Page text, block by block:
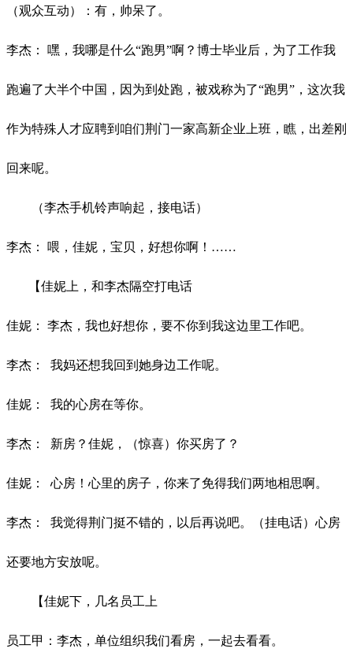
（观众互动）：有，帅呆了。
李杰： 嘿，我哪是什么“跑男”啊？博士毕业后，为了工作我
跑遍了大半个中国，因为到处跑，被戏称为了“跑男”，这次我
作为特殊人才应聘到咱们荆门一家高新企业上班，瞧，出差刚
回来呢。
（李杰手机铃声响起，接电话）
李杰： 喂，佳妮，宝贝，好想你啊！ ……
【佳妮上，和李杰隔空打电话
佳妮： 李杰，我也好想你，要不你到我这边里工作吧。
李杰： 我妈还想我回到她身边工作呢。
佳妮： 我的心房在等你。
李杰： 新房？佳妮，（惊喜）你买房了？
佳妮： 心房！心里的房子，你来了免得我们两地相思啊。
李杰： 我觉得荆门挺不错的，以后再说吧。（挂电话）心房
还要地方安放呢。
【佳妮下，几名员工上
员工甲：李杰，单位组织我们看房，一起去看看。